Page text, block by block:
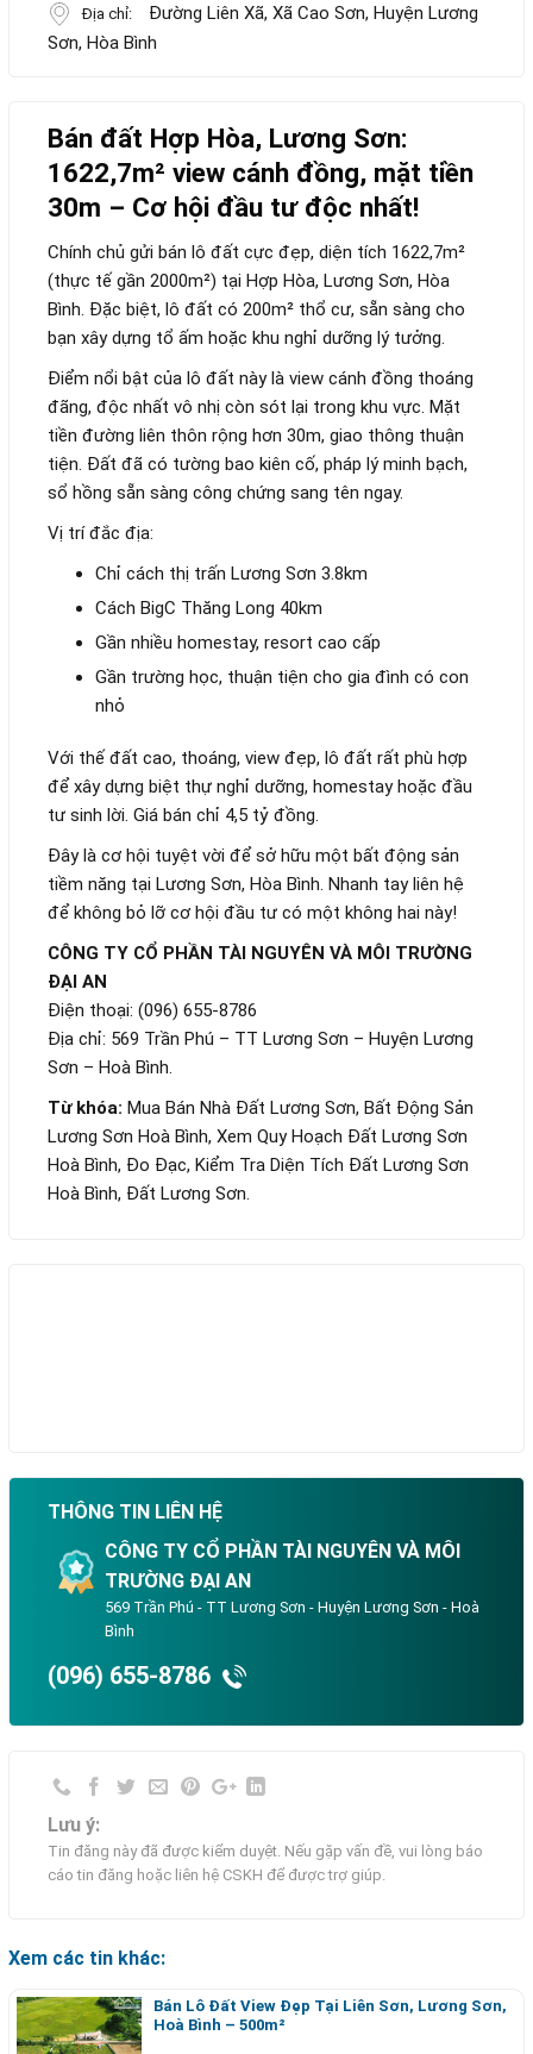
Địa chỉ:
Đường Liên Xã, Xã Cao Sơn, Huyện Lương
Sơn, Hòa Bình
Bán đất Hợp Hòa, Lương Sơn:
1622,7m² view cánh đồng, mặt tiền
30m – Cơ hội đầu tư độc nhất!
Chính chủ gửi bán lô đất cực đẹp, diện tích 1622,7m²
(thực tế gần 2000m²) tại Hợp Hòa, Lương Sơn, Hòa
Bình. Đặc biệt, lô đất có 200m² thổ cư, sẵn sàng cho
bạn xây dựng tổ ấm hoặc khu nghỉ dưỡng lý tưởng.
Điểm nổi bật của lô đất này là view cánh đồng thoáng
đãng, độc nhất vô nhị còn sót lại trong khu vực. Mặt
tiền đường liên thôn rộng hơn 30m, giao thông thuận
tiện. Đất đã có tường bao kiên cố, pháp lý minh bạch,
sổ hồng sẵn sàng công chứng sang tên ngay.
Vị trí đắc địa:
Chỉ cách thị trấn Lương Sơn 3.8km
Cách BigC Thăng Long 40km
Gần nhiều homestay, resort cao cấp
Gần trường học, thuận tiện cho gia đình có con
nhỏ
Với thế đất cao, thoáng, view đẹp, lô đất rất phù hợp
để xây dựng biệt thự nghỉ dưỡng, homestay hoặc đầu
tư sinh lời. Giá bán chỉ 4,5 tỷ đồng.
Đây là cơ hội tuyệt vời để sở hữu một bất động sản
tiềm năng tại Lương Sơn, Hòa Bình. Nhanh tay liên hệ
để không bỏ lỡ cơ hội đầu tư có một không hai này!
CÔNG TY CỔ PHẦN TÀI NGUYÊN VÀ MÔI TRƯỜNG
ĐẠI AN
Điện thoại: (096) 655-8786
Địa chỉ: 569 Trần Phú – TT Lương Sơn – Huyện Lương
Sơn – Hoà Bình.
Từ khóa: Mua Bán Nhà Đất Lương Sơn, Bất Động Sản
Lương Sơn Hoà Bình, Xem Quy Hoạch Đất Lương Sơn
Hoà Bình, Đo Đạc, Kiểm Tra Diện Tích Đất Lương Sơn
Hoà Bình, Đất Lương Sơn.
THÔNG TIN LIÊN HỆ
CÔNG TY CỔ PHẦN TÀI NGUYÊN VÀ MÔI
TRƯỜNG ĐẠI AN
569 Trần Phú - TT Lương Sơn - Huyện Lương Sơn - Hoà
Bình
(096) 655-8786
Lưu ý:
Tin đăng này đã được kiểm duyệt. Nếu gặp vấn đề, vui lòng báo
cáo tin đăng hoặc liên hệ CSKH để được trợ giúp.
Xem các tin khác:
Bán Lô Đất View Đẹp Tại Liên Sơn, Lương Sơn,
Hoà Bình – 500m²